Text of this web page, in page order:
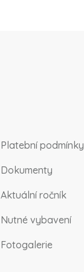
Platební podmínky
Dokumenty
Aktuální ročník
Nutné vybavení
Fotogalerie